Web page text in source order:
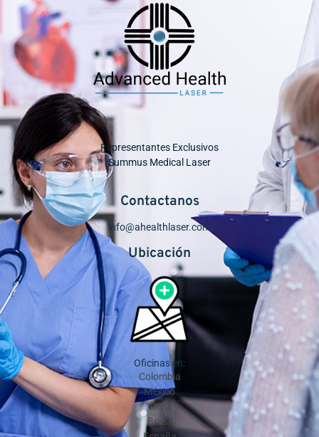
Representantes Exclusivos
Summus Medical Laser
Contactanos
info@ahealthlaser.com
Ubicación
Oficinas en:
Colombia
México
Perú
Brasil